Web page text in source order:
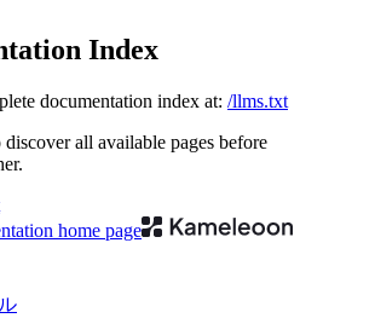
Index
documentation index at: /llms.txt
all available pages before
home page